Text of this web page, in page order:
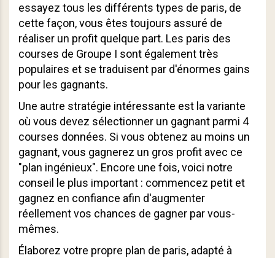
essayez tous les différents types de paris, de
cette façon, vous êtes toujours assuré de
réaliser un profit quelque part. Les paris des
courses de Groupe I sont également très
populaires et se traduisent par d'énormes gains
pour les gagnants.
Une autre stratégie intéressante est la variante
où vous devez sélectionner un gagnant parmi 4
courses données. Si vous obtenez au moins un
gagnant, vous gagnerez un gros profit avec ce
"plan ingénieux". Encore une fois, voici notre
conseil le plus important : commencez petit et
gagnez en confiance afin d'augmenter
réellement vos chances de gagner par vous-
mêmes.
Élaborez votre propre plan de paris, adapté à